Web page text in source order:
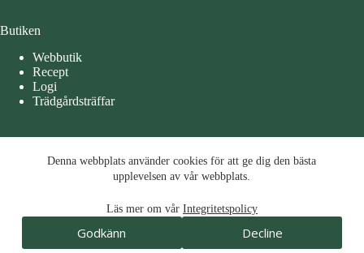
Denna webbplats använder cookies för att ge dig den bästa
upplevelsen av vår webbplats.
Läs mer om vår Integritetspolicy
Godkänn Decline
Butiken
Webbutik
Recept
Logi
Trädgårdsträffar
Måndag – Tisdag 10-15
Torsdag – Fredag 10 – 17
Denna webbplats använder cookies för att ge dig den bästa
Läs mer om vårIntegritetspolicy
Godkänn Decline